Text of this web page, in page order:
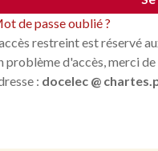
de passe oublié ?
restreint est réservé
problème d'accès, merci
: docelec @